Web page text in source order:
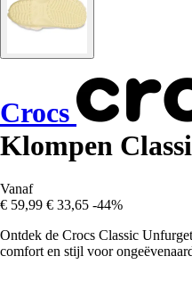
Crocs
Klompen
Vanaf
€ 59,99 € 33,65 -44%
Ontdek de Crocs Classic
comfort en stijl voor